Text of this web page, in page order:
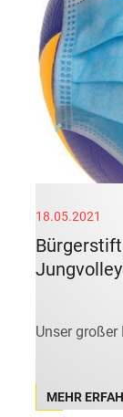
18.05.2021
Unser
MEHR